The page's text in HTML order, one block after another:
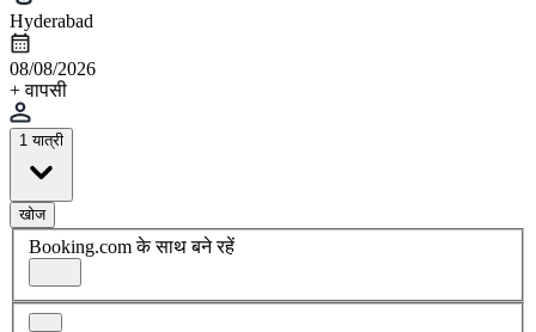
Hyderabad
08/08/2026
+ वापसी
1 यात्री
खोज
Booking.com के साथ बने रहें